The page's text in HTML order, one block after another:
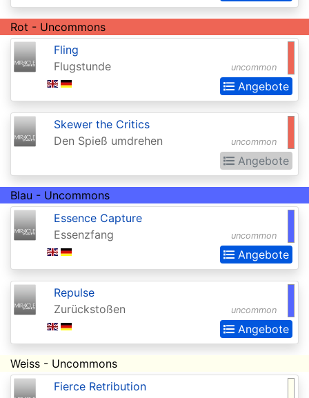
Bloomburrow:
Extras
Born
the
Gods
a-
Box
Promos
Champions
of
Kamigawa
Champs
States
Promos
Rot - Uncommons
uncommon
Fling
Flugstunde
Angebote
uncommon
Skewer the Critics
Den Spieß umdrehen
Angebote
Blau - Uncommons
uncommon
Essence Capture
Essenzfang
Angebote
uncommon
Repulse
Zurückstoßen
Angebote
Weiss - Uncommons
Fierce Retribution